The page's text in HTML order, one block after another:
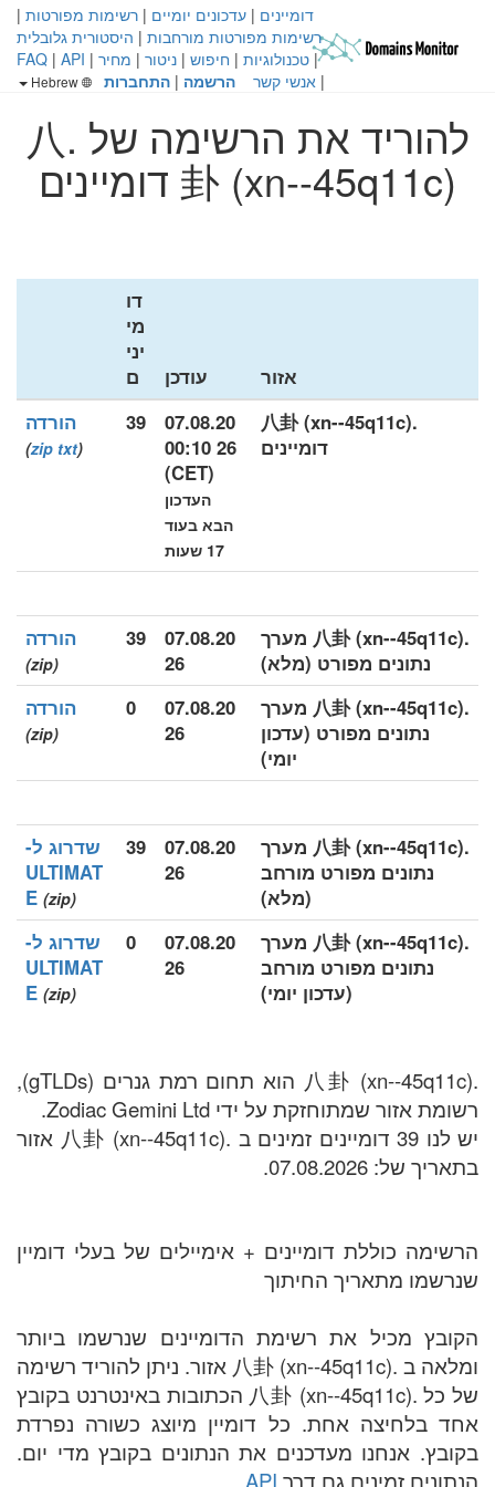
דומיינים | עדכונים יומיים | רשימות מפורטות |
רשימות מפורטות מורחבות | היסטורית גלובלית
| טכנולוגיות | חיפוש | ניטור | מחיר |
FAQ | API
| אנשי קשר הרשמה | התחברות
להוריד את הרשימה של .八
卦 (xn--45q11c) דומיינים
אזור עודכן
דו
מי
יני
ם
.八卦 (xn--45q11c)
דומיינים
07.08.20
26 00:10
(CET)
העדכון
הבא בעוד
17 שעות
39 הורדה
(
zip txt
)
.八卦 (xn--45q11c) מערך
נתונים מפורט (מלא)
07.08.20
26
39 הורדה
(zip)
.八卦 (xn--45q11c) מערך
נתונים מפורט (עדכון
יומי)
07.08.20
26
0 הורדה
(zip)
.八卦 (xn--45q11c) מערך
נתונים מפורט מורחב
(מלא)
07.08.20
26
39
שדרוג ל-
ULTIMAT
E (zip)
.八卦 (xn--45q11c) מערך
נתונים מפורט מורחב
(עדכון יומי)
07.08.20
26
0
שדרוג ל-
ULTIMAT
E (zip)
.八卦 (xn--45q11c) הוא תחום רמת גנרים (gTLDs),
רשומת אזור שמתוחזקת על ידי Zodiac Gemini Ltd.
יש לנו 39 דומיינים זמינים ב .八卦 (xn--45q11c) אזור
בתאריך של: 07.08.2026.
הרשימה כוללת דומיינים + אימיילים של בעלי דומיין
שנרשמו מתאריך החיתוך
הקובץ מכיל את רשימת הדומיינים שנרשמו ביותר
ומלאה ב .八卦 (xn--45q11c) אזור. ניתן להוריד רשימה
של כל .八卦 (xn--45q11c) הכתובות באינטרנט בקובץ
אחד בלחיצה אחת. כל דומיין מיוצג כשורה נפרדת
בקובץ. אנחנו מעדכנים את הנתונים בקובץ מדי יום.
הנתונים זמינים גם דרך API